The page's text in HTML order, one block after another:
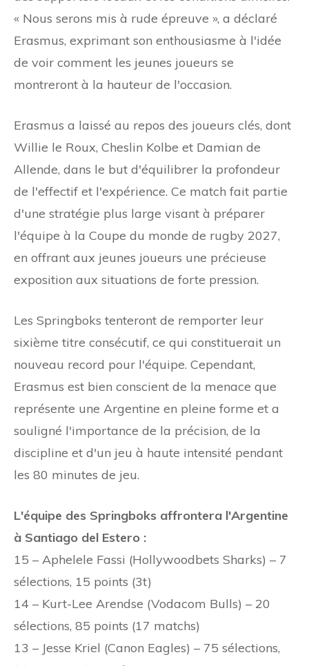
« Nous serons mis à rude épreuve », a déclaré
Erasmus, exprimant son enthousiasme à l'idée
de voir comment les jeunes joueurs se
montreront à la hauteur de l'occasion.
Erasmus a laissé au repos des joueurs clés, dont
Willie le Roux, Cheslin Kolbe et Damian de
Allende, dans le but d'équilibrer la profondeur
de l'effectif et l'expérience. Ce match fait partie
d'une stratégie plus large visant à préparer
l'équipe à la Coupe du monde de rugby 2027,
en offrant aux jeunes joueurs une précieuse
exposition aux situations de forte pression.
Les Springboks tenteront de remporter leur
sixième titre consécutif, ce qui constituerait un
nouveau record pour l'équipe. Cependant,
Erasmus est bien conscient de la menace que
représente une Argentine en pleine forme et a
souligné l'importance de la précision, de la
discipline et d'un jeu à haute intensité pendant
les 80 minutes de jeu.
L'équipe des Springboks affrontera l'Argentine
à Santiago del Estero :
15 – Aphelele Fassi (Hollywoodbets Sharks) – 7
sélections, 15 points (3t)
14 – Kurt-Lee Arendse (Vodacom Bulls) – 20
sélections, 85 points (17 matchs)
13 – Jesse Kriel (Canon Eagles) – 75 sélections,